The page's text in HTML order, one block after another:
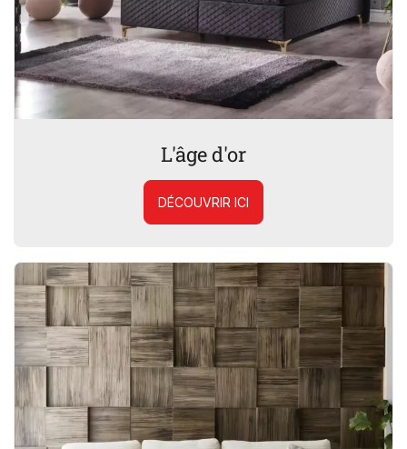
L'âge d'or
DÉCOUVRIR ICI